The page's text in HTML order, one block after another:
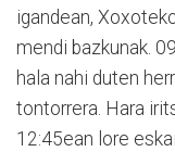
igandean,
mendi bazkunak.
hala nahi duten
tontorrera. Hara
12:45ean lore